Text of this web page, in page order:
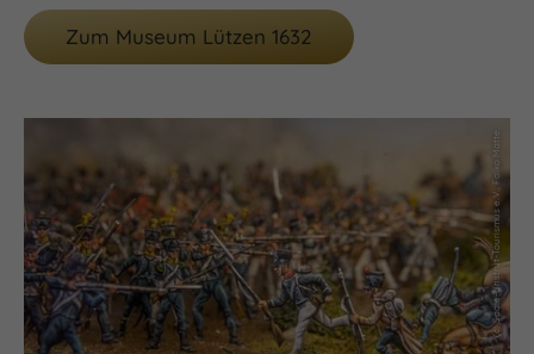
Zum Museum Lützen 1632
(c) Saale-Unstrut-Tourismus e.V., Falko Matte